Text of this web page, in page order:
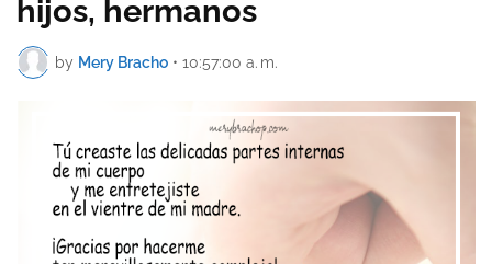
hijos, hermanos
by Mery Bracho • 10:57:00 a. m.